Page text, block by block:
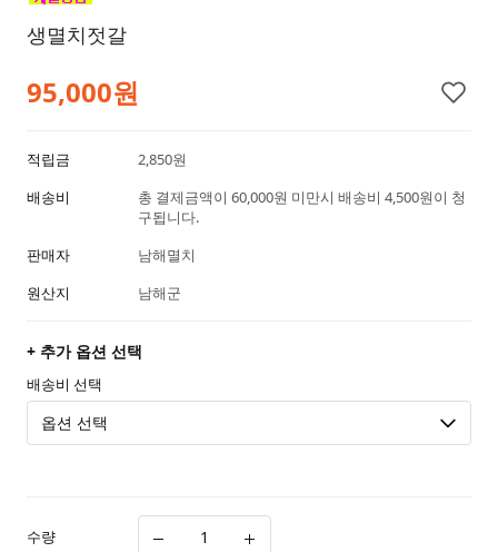
생멸치젓갈
95,000원
적립금
2,850원
배송비
총 결제금액이 60,000원 미만시 배송비 4,500원이 청
구됩니다.
판매자
남해멸치
원산지
남해군
+ 추가 옵션 선택
배송비 선택
수량